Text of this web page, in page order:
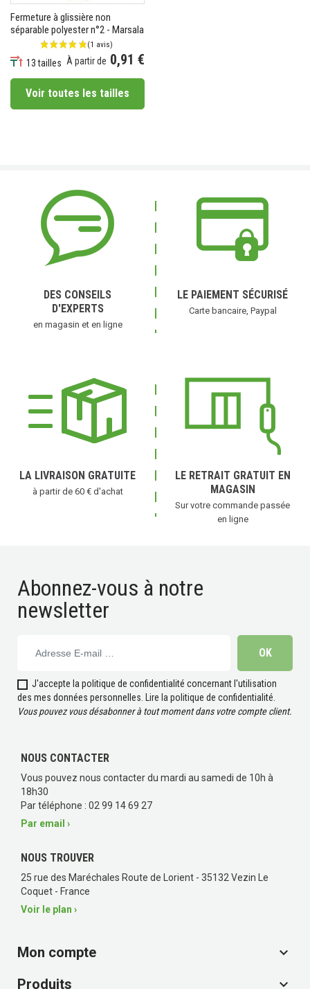
(3 avis)
Fermeture à glissière non
séparable polyester n°2 - Marsala
13 tailles À partir de 0,91 €
Voir toutes les tailles
DES CONSEILS
D'EXPERTS
en magasin et en ligne
LE PAIEMENT SÉCURISÉ
Carte bancaire, Paypal
LA LIVRAISON GRATUITE
à partir de 60 € d'achat
LE RETRAIT GRATUIT EN
MAGASIN
Sur votre commande passée
en ligne
Abonnez-vous à notre
newsletter
J'accepte la politique de confidentialité concernant l'utilisation
des mes données personnelles.
Lire la politique de confidentialité
Vous pouvez vous désabonner à tout moment dans votre compte client.
NOUS CONTACTER
Vous pouvez nous contacter du mardi au samedi de 10h à
18h30
Par téléphone : 02 99 14 69 27
Par email ›
NOUS TROUVER
25 rue des Maréchales Route de Lorient - 35132 Vezin Le
Coquet - France
Voir le plan ›
Mon compte

Produits
